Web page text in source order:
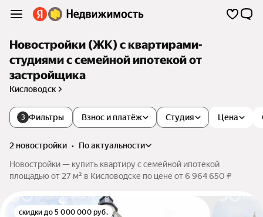
Новостройки (ЖК) с квартирами-
студиями с семейной ипотекой от
застройщика
Кисловодск
3 Фильтры Цена
Взнос и платёж Студия
2 новостройки •
по актуальности
Новостройки — купить квартиру с семейной ипотекой
площадью от 27 м² в Кисловодске по цене от 6 964 650 ₽
скидки до 5 000 000 руб.